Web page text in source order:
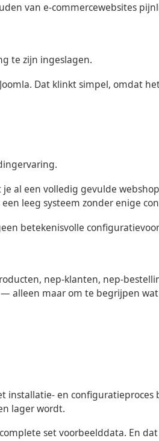
van e-commercewebsites
te zijn ingeslagen.
Dat klinkt simpel, omdat
al een volledig gevulde
leeg systeem zonder enige
betekenisvolle
nep-klanten, nep-
alleen maar om te begrijpen
installatie- en configuratieproces
lager wordt.
set voorbeelddata. En